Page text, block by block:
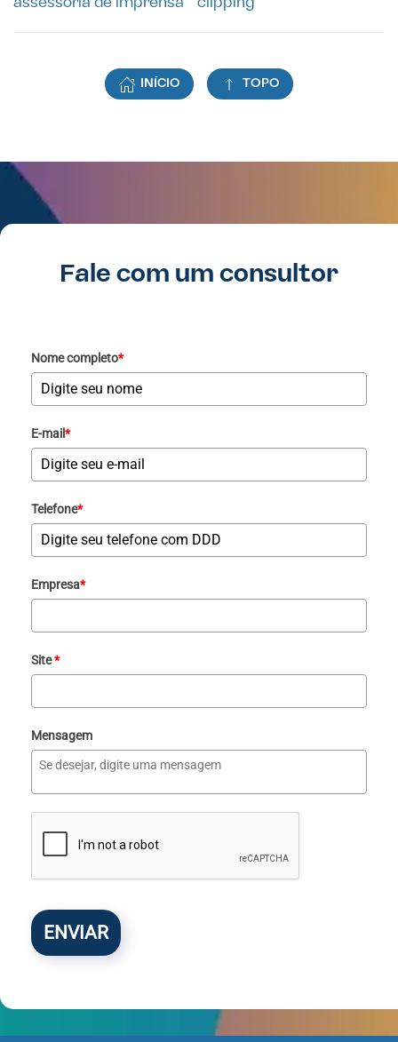
INÍCIO TOPO
Fale com um consultor
Nome completo*
E-mail*
Telefone*
Empresa*
Site*
Mensagem
ENVIAR